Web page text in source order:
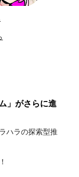
」がさらに進
ハラの探索型推